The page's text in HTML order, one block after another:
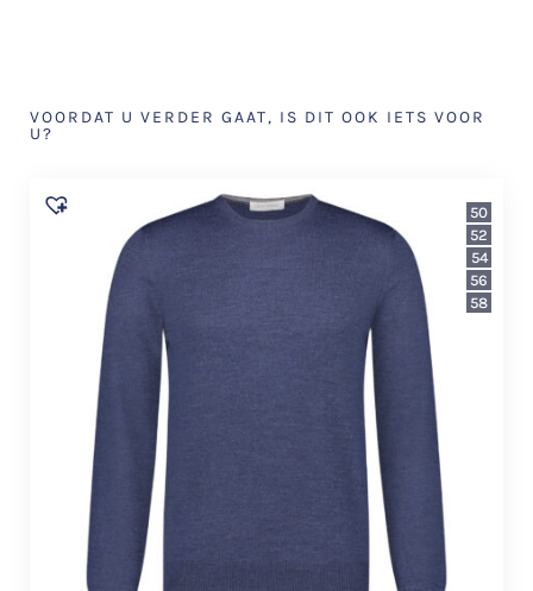
VOORDAT U VERDER GAAT, IS DIT OOK IETS VOOR
U?
50
52
54
56
58